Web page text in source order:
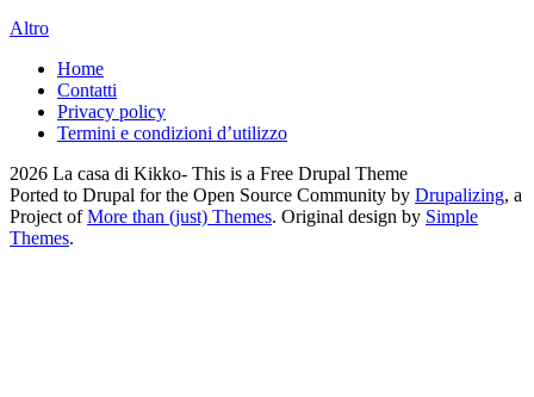
Altro
Home
Contatti
Privacy policy
Termini e condizioni d’utilizzo
2026 La casa di Kikko- This is a Free Drupal Theme
Ported to Drupal for the Open Source Community by Drupalizing, a
Project ofMore than (just) Themes. Original design by Simple
Themes.